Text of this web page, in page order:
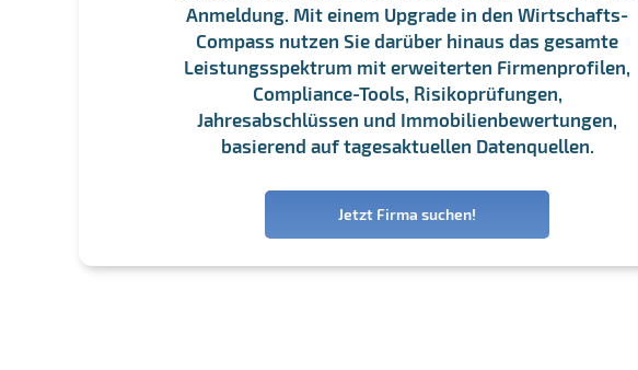
Anmeldung. Mit einem Upgrade in den Wirtschafts-
Compass nutzen Sie darüber hinaus das gesamte
Leistungsspektrum mit erweiterten Firmenprofilen,
Compliance-Tools, Risikoprüfungen,
Jahresabschlüssen und Immobilienbewertungen,
basierend auf tagesaktuellen Datenquellen.
Jetzt Firma suchen!